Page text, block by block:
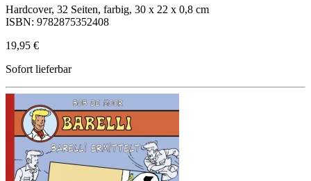
Hardcover, 32 Seiten, farbig, 30 x 22 x 0,8 cm
ISBN: 9782875352408
19,95 €
Sofort lieferbar